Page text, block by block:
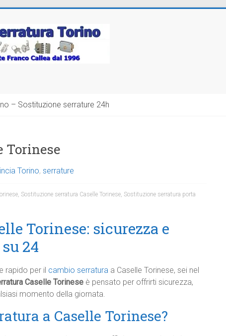
– Sostituzione serrature 24h
Torinese
Torino, serrature
, Sostituzione serratura Caselle Torinese, Sostituzione serratura porta
Torinese: sicurezza e
24
rapido per il cambio serratura a Caselle Torinese, sei nel
Caselle Torinese è pensato per offrirti sicurezza,
momento della giornata.
a Caselle Torinese?